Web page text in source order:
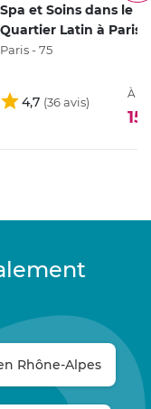
Spa et Soins dans le
Quartier Latin à Paris
Paris - 75
4,7
À
Rhône-Alpes